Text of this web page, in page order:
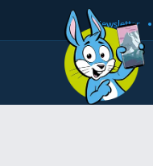
Newsletter